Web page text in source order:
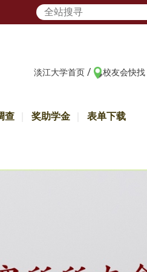
淡江大学首页 / 校友会快找
查 奖助学金 表单下载